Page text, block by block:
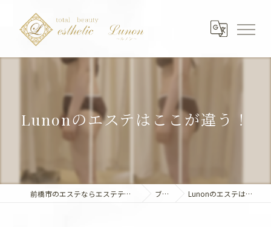
Lunonのエステはここが違う！
前橋市のエステならエステティック～Lunon～ ブログ Lunonのエステはここが違う！